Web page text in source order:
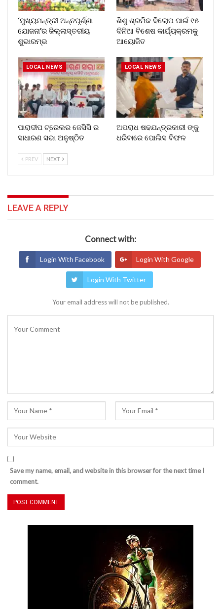
‘ମୁଖ୍ୟମନ୍ତ୍ରୀ ଅନ୍ନପୂର୍ଣ୍ଣା
ଯୋଜନା’ର ଜିଲ୍ଲାସ୍ତରୀୟ
ଶୁଭାରମ୍ଭ
ଶିଶୁ ଶ୍ରମିକ ବିଲୋପ ପାଇଁ ୧୫
ଦିନିଆ ବିଶେଷ କାର୍ଯ୍ୟକ୍ରମକୁ
ଆୟୋଜିତ
LOCAL NEWS
ପାରାଦୀପ ଟ୍ରେଲର ଜେସିସି ର
ସାଧାରଣ ସଭା ଅନୁଷ୍ଠିତ
LOCAL NEWS
ଅପରାଧ ଷଢଯନ୍ତ୍ରକାରୀ ଙ୍କୁ
ଧରିବାରେ ପୋଲିସ ବିଫଳ
PREV NEXT
LEAVE A REPLY
Connect with:
Login With Facebook Login With Google
Login With Twitter
Your email address will not be published.
Save my name, email, and website in this browser for the next time I
comment.